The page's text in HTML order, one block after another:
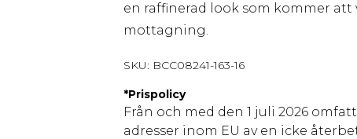
en raffinerad look som kommer
mottagning.
SKU: BCC08241-163-16
*Prispolicy
Från och med den 1 juli 2026
adresser inom EU av en icke